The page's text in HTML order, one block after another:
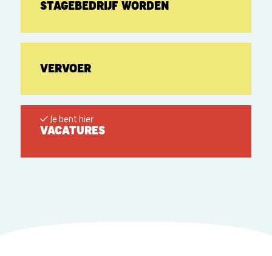
STAGEBEDRIJF WORDEN
VERVOER
Je bent hier
VACATURES